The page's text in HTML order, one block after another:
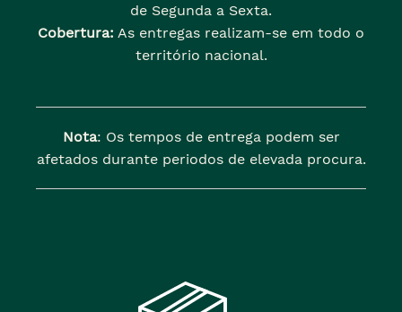
de Segunda a Sexta.
Cobertura: As entregas realizam-se em todo o
território nacional.
Nota: Os tempos de entrega podem ser
afetados durante periodos de elevada procura.